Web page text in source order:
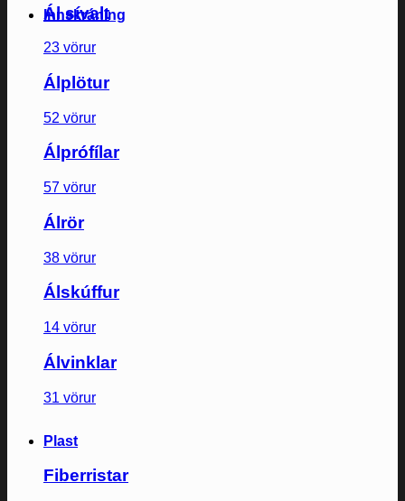
Innskráning
Ál sívalt
23 vörur
Álplötur
52 vörur
Álprófílar
57 vörur
Álrör
38 vörur
Álskúffur
14 vörur
Álvinklar
31 vörur
Plast
Fiberristar